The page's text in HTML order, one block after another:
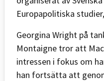
Europapolitiska
Georgina Wright på
Montaigne tror att
intressen i fokus om
han fortsätta att